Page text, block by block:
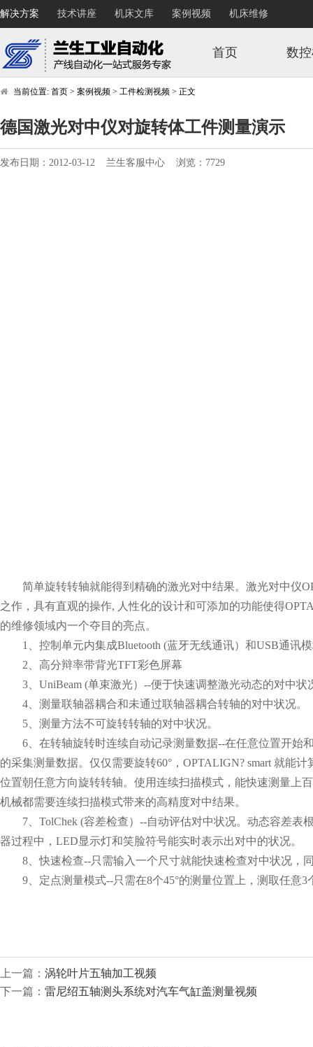
解决方案 技术讲座 机床文库 案例视频 机床维修
首页 数
当前位置: 首页 > 案例视频 > 工件检测视频 > 正文
德国激光对中仪对旋转体工件测量演示
发布日期：2012-03-12 兰生客服中心 浏览：7729
简单旋转转轴就能得到精确的激光对中结果。激光对中仪
之作，具有直观的操作, 人性化的设计和可添加的功能使得
的维修领域内一个夺目的亮点。
1、控制单元内集成Bluetooth (蓝牙无线通讯）和USB通讯
2、高分辩率带背光TFT彩色屏幕
3、UniBeam (单束激光）--便于快速调整激光动态的对中状
4、测量联轴器耦合和未通过联轴器耦合转轴的对中状况。
5、测量方法不可旋转转轴的对中状况。
6、在转轴旋转时连续自动记录测量数据--在任意位置开始
的采集测量数据。仅仅需要旋转60°，OPTALIGN? smart 就能
位置朝任意方向旋转转轴。使用连续扫描模式，能快速测量上
机械都需要连续扫描模式带来的高精度对中结果。
7、TolChek (容差检查）--自动评估对中状况。动态容差表
器过程中，LED显示灯和笑脸符号能实时表示出对中的状况。
8、快速检查--只需输入一个尺寸就能快速检查对中状况，
9、定点测量模式--只需在8个45°的测量位置上，测取任意3
上一篇： 涡轮叶片五轴加工视频
下一篇： 雷尼绍五轴测头系统对汽车气缸盖测量视频